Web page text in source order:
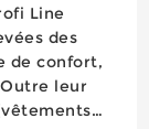
Line
des
de confort,
leur